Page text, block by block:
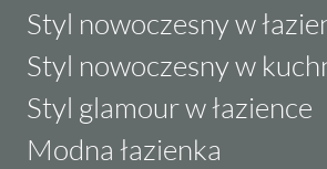
Styl nowoczesny w
Styl nowoczesny w
Styl glamour w łazience
Modna łazienka